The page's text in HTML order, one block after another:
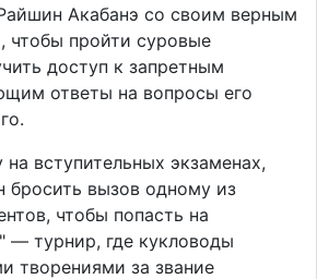
Акабанэ со своим верным
чтобы пройти суровые
доступ к запретным
ответы на вопросы его
на вступительных экзаменах,
вызов одному из
чтобы попасть на
— турнир, где кукловоды
творениями за звание